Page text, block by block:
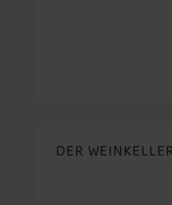
DER WEINKELLER